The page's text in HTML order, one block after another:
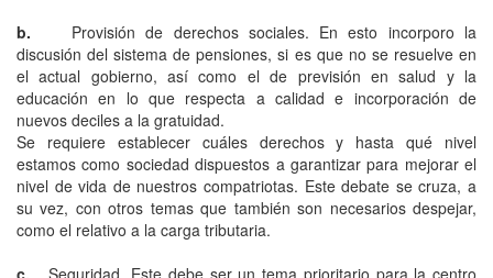
b.
Provisión de derechos sociales. En esto incorporo la
discusión del sistema de pensiones, si es que no se resuelve en
el actual gobierno, así como el de previsión en salud y la
educación en lo que respecta a calidad e incorporación de
nuevos deciles a la gratuidad.
Se requiere establecer cuáles derechos y hasta qué nivel
estamos como sociedad dispuestos a garantizar para mejorar el
nivel de vida de nuestros compatriotas. Este debate se cruza, a
su vez, con otros temas que también son necesarios despejar,
como el relativo a la carga tributaria.
c.
Seguridad. Este debe ser un tema prioritario para la centro